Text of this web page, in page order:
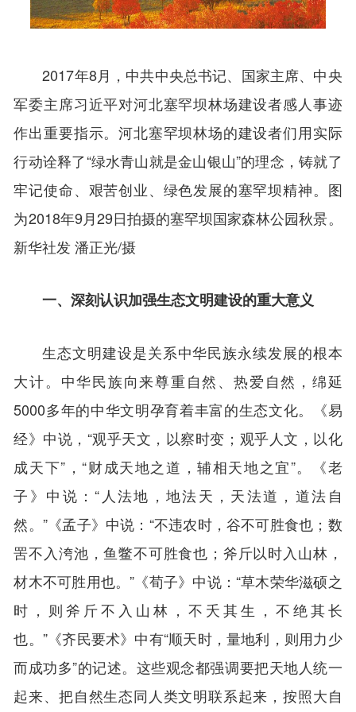
2017年8月，中共中央总书记、国家主席、中央
军委主席习近平对河北塞罕坝林场建设者感人事迹
作出重要指示。河北塞罕坝林场的建设者们用实际
行动诠释了“绿水青山就是金山银山”的理念，铸就了
牢记使命、艰苦创业、绿色发展的塞罕坝精神。图
为2018年9月29日拍摄的塞罕坝国家森林公园秋景。
新华社发 潘正光/摄
一、深刻认识加强生态文明建设的重大意义
生态文明建设是关系中华民族永续发展的根本
大计。中华民族向来尊重自然、热爱自然，绵延
5000多年的中华文明孕育着丰富的生态文化。《易
经》中说，“观乎天文，以察时变；观乎人文，以化
成天下”，“财成天地之道，辅相天地之宜”。《老
子》中说：“人法地，地法天，天法道，道法自
然。”《孟子》中说：“不违农时，谷不可胜食也；数
罟不入洿池，鱼鳖不可胜食也；斧斤以时入山林，
材木不可胜用也。”《荀子》中说：“草木荣华滋硕之
时，则斧斤不入山林，不夭其生，不绝其长
也。”《齐民要术》中有“顺天时，量地利，则用力少
而成功多”的记述。这些观念都强调要把天地人统一
起来、把自然生态同人类文明联系起来，按照大自